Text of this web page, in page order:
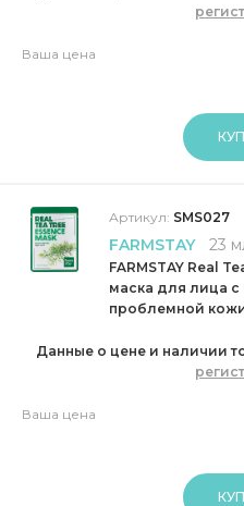
Ваша цена
Артикул: SMS027
FARMSTAY 23
FARMSTAY Real
маска для лица
проблемной
Данные о цене и наличии
Ваша цена